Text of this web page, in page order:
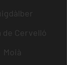
de Cervelló
Moià